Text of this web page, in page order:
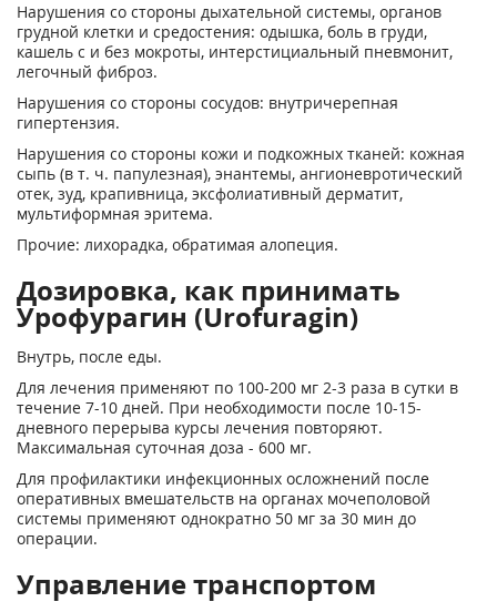
Нарушения со стороны дыхательной системы, органов
грудной клетки и средостения: одышка, боль в груди,
кашель с и без мокроты, интерстициальный пневмонит,
легочный фиброз.
Нарушения со стороны сосудов: внутричерепная
гипертензия.
Нарушения со стороны кожи и подкожных тканей: кожная
сыпь (в т. ч. папулезная), энантемы, ангионевротический
отек, зуд, крапивница, эксфолиативный дерматит,
мультиформная эритема.
Прочие: лихорадка, обратимая алопеция.
Дозировка, как принимать
Урофурагин (Urofuragin)
Внутрь, после еды.
Для лечения применяют по 100-200 мг 2-3 раза в сутки в
течение 7-10 дней. При необходимости после 10-15-
дневного перерыва курсы лечения повторяют.
Максимальная суточная доза - 600 мг.
Для профилактики инфекционных осложнений после
оперативных вмешательств на органах мочеполовой
системы применяют однократно 50 мг за 30 мин до
операции.
Управление транспортом